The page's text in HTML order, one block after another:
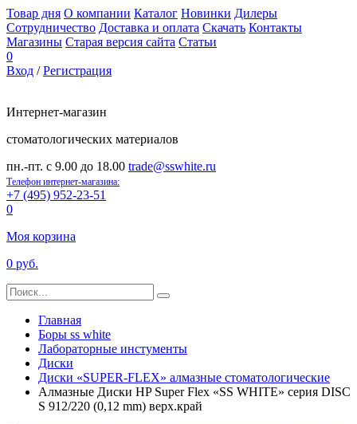
Товар дня О компании Каталог Новинки Дилеры
Сотрудничество Доставка и оплата Скачать Контакты
Магазины Старая версия сайта Статьи
0
Вход /Регистрация
Интернет-магазин
стоматологических материалов
пн.-пт. с 9.00 до 18.00 trade@sswhite.ru
Телефон интернет-магазина:
+7 (495) 952-23-51
0
Моя корзина
0 руб.
Главная
Боры ss white
Лабораторные инстументы
Диски
Диски «SUPER-FLEX» алмазные стоматологические
Алмазные Диски HP Super Flex «SS WHITE» серия DISC
S 912/220 (0,12 mm) верх.край